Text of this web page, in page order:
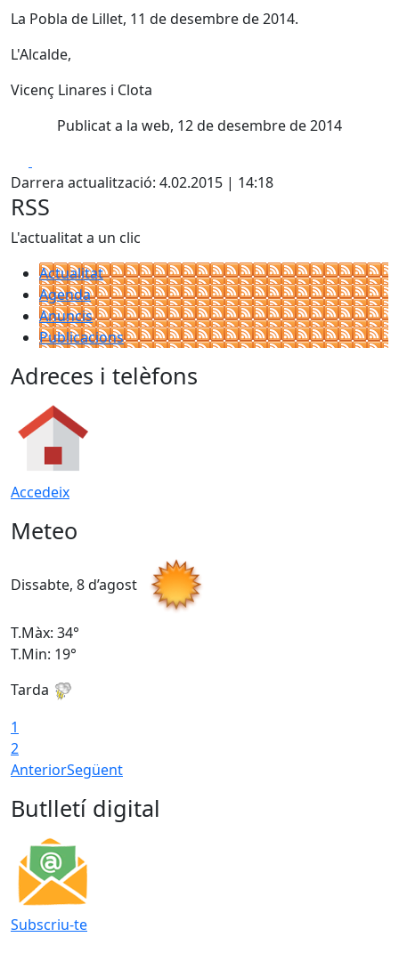
La Pobla de Lillet, 11 de desembre de 2014.
L'Alcalde,
Vicenç Linares i Clota
Publicat a la web, 12 de desembre de 2014
Darrera actualització: 4.02.2015 | 14:18
RSS
L'actualitat a un clic
Actualitat
Agenda
Anuncis
Publicacions
Adreces i telèfons
Accedeix
Meteo
Dissabte, 8 d’agost
T.Màx: 34°
T.Min: 19°
Tarda
1
2
AnteriorSegüent
Butlletí digital
Subscriu-te